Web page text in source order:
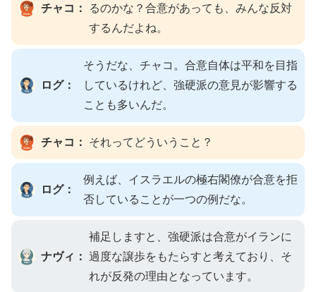
チャコ：
るのかな？合意があっても、みんな反対
するんだよね。
ログ：
そうだな、チャコ。合意自体は平和を目指
しているけれど、強硬派の意見が影響する
ことも多いんだ。
チャコ： それってどういうこと？
ログ：
例えば、イスラエルの極右閣僚が合意を拒
否していることが一つの例だな。
ナヴィ：
補足しますと、強硬派は合意がイランに
過度な譲歩をもたらすと考えており、そ
れが反発の理由となっています。